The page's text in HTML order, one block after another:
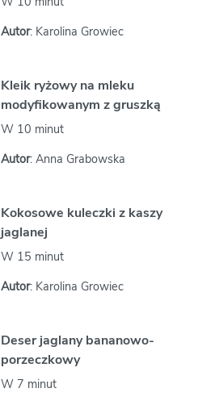
Autor: Karolina Growiec
Kleik ryżowy na mleku
modyfikowanym z gruszką
W 10 minut
Autor: Anna Grabowska
Kokosowe kuleczki z kaszy
jaglanej
W 15 minut
Autor: Karolina Growiec
Deser jaglany bananowo-
porzeczkowy
W 7 minut